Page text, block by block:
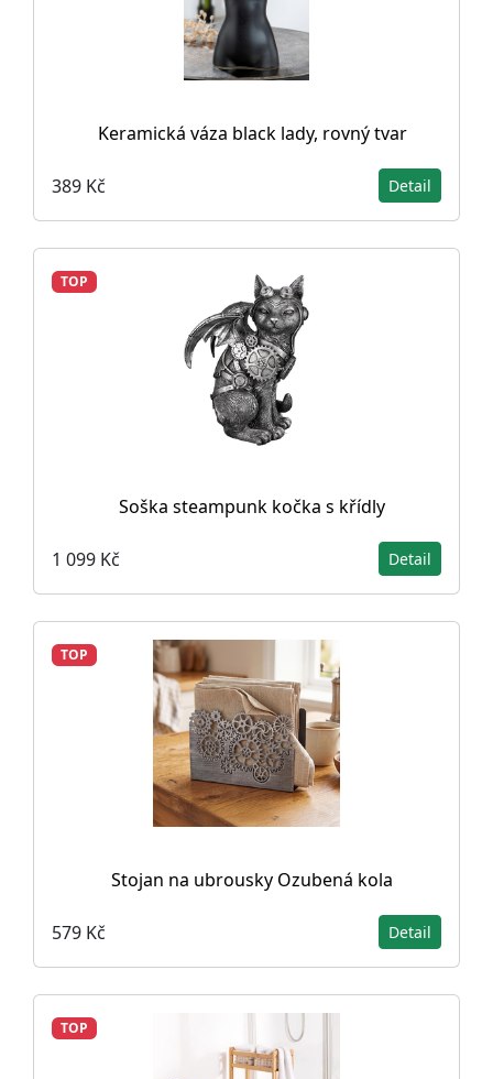
Keramická váza black lady, rovný tvar
389 Kč Detail
TOP
Soška steampunk kočka s křídly
1 099 Kč Detail
TOP
Stojan na ubrousky Ozubená kola
579 Kč Detail
TOP